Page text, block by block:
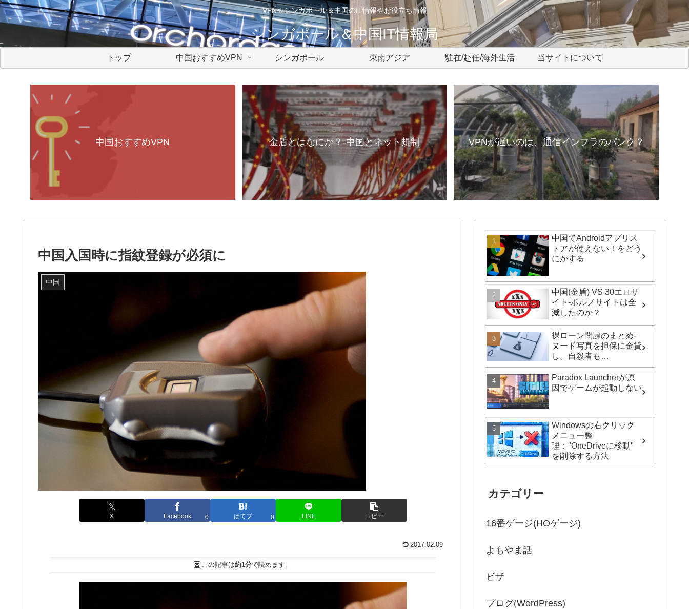
VPNやシンガポール＆中国のIT情報やお役立ち情報
シンガポール＆中国IT情報局
トップ 中国おすすめVPN シンガポール 東南アジア 駐在/赴任/海外生活 当サイトについて
中国おすすめVPN 金盾とはなにか？-中国とネット規制 VPNが遅いのは、通信インフラのパンク？
中国入国時に指紋登録が必須に
中国
X Facebook 0 はてブ 0 LINE コピー
2017.02.09
この記事は約1分で読めます。
中国でAndroidアプリス
トアが使えない！をどう
にかする
中国(金盾) VS 30エロサ
イト-ポルノサイトは全
滅したのか？
裸ローン問題のまとめ-
ヌード写真を担保に金貸
し。自殺者も…
Paradox Launcherが原
因でゲームが起動しない
Windowsの右クリック
メニュー整
理："OneDriveに移動"
を削除する方法
カテゴリー
16番ゲージ(HOゲージ)
よもやま話
ビザ
ブログ(WordPress)